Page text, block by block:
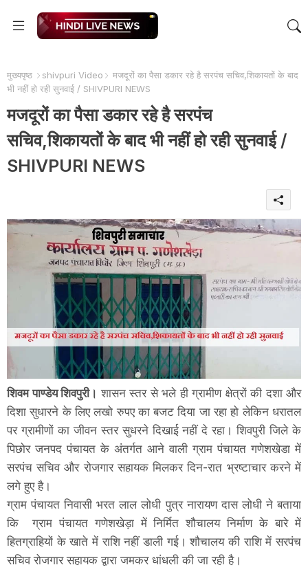
मुख्यपृष्ठ shivpuri Video
मजदूरों का पैसा डकार रहे है सरपंच सचिव,शिकायतों के बाद
भी नहीं हो रही सुनवाई / SHIVPURI NEWS
मजदूरों का पैसा डकार रहे है सरपंच
सचिव,शिकायतों के बाद भी नहीं हो रही सुनवाई /
SHIVPURI NEWS
शिवम पाण्डेय शिवपुरी। शासन स्तर से भले ही ग्रामीण क्षेत्रों की दशा और
दिशा सुधारने के लिए लखो रुपए का बजट दिया जा रहा हो लेकिन धरातल
पर ग्रामीणों का जीवन स्तर सुधरने दिखाई नहीं दे रहा। शिवपुरी जिले के
पिछोर जनपद पंचायत के अंतर्गत आने वाली ग्राम पंचायत गणेशखेडा में
सरपंच सचिव और रोजगार सहायक मिलकर दिन-रात भ्रष्टाचार करने में
लगे हुए है।
ग्राम पंचायत निवासी भरत लाल लोधी पुत्र नारायण दास लोधी ने बताया
कि ग्राम पंचायत गणेशखेड़ा में निर्मित शौचालय निर्माण के बारे में
हितग्राहियों के खाते में राशि नहीं डाली गई। शौचालय की राशि में सरपंच
सचिव रोजगार सहायक द्वारा जमकर धांधली की जा रही है।